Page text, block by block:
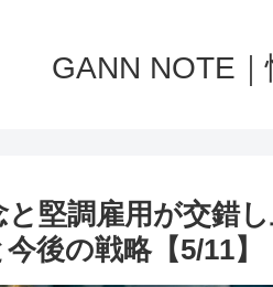
GANN NOTE
堅調雇用が交錯
後の戦略【5/11】